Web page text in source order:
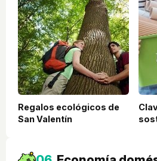
Regalos ecológicos de
San Valentín